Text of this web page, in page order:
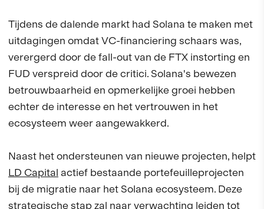
Tijdens de dalende markt had Solana te maken met
uitdagingen omdat VC-financiering schaars was,
verergerd door de fall-out van de FTX instorting en
FUD verspreid door de critici. Solana's bewezen
betrouwbaarheid en opmerkelijke groei hebben
echter de interesse en het vertrouwen in het
ecosysteem weer aangewakkerd.
Naast het ondersteunen van nieuwe projecten, helpt
LD Capital actief bestaande portefeuilleprojecten
bij de migratie naar het Solana ecosysteem. Deze
strategische stap zal naar verwachting leiden tot